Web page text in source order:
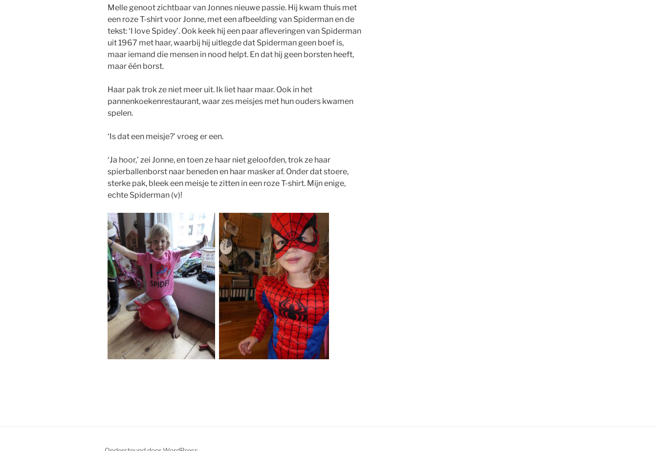
Melle genoot zichtbaar van Jonnes nieuwe passie. Hij kwam thuis met
een roze T-shirt voor Jonne, met een afbeelding van Spiderman en de
tekst: ‘I love Spidey’. Ook keek hij een paar afleveringen van Spiderman
uit 1967 met haar, waarbij hij uitlegde dat Spiderman geen boef is,
maar iemand die mensen in nood helpt. En dat hij geen borsten heeft,
maar één borst.
Haar pak trok ze niet meer uit. Ik liet haar maar. Ook in het
pannenkoekenrestaurant, waar zes meisjes met hun ouders kwamen
spelen.
‘Is dat een meisje?’ vroeg er een.
‘Ja hoor,’ zei Jonne, en toen ze haar niet geloofden, trok ze haar
spierballenborst naar beneden en haar masker af. Onder dat stoere,
sterke pak, bleek een meisje te zitten in een roze T-shirt. Mijn enige,
echte Spiderman (v)!